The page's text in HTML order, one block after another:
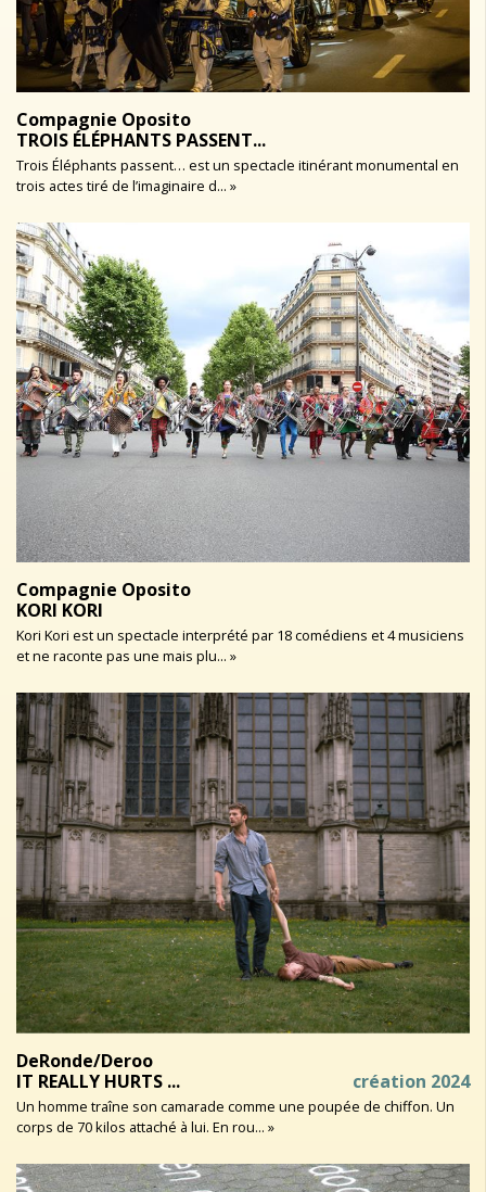
Compagnie Oposito
TROIS ÉLÉPHANTS PASSENT...
Trois Éléphants passent… est un spectacle itinérant monumental en
trois actes tiré de l’imaginaire d... »
Compagnie Oposito
KORI KORI
Kori Kori est un spectacle interprété par 18 comédiens et 4 musiciens
et ne raconte pas une mais plu... »
DeRonde/Deroo
IT REALLY HURTS ...
création 2024
Un homme traîne son camarade comme une poupée de chiffon. Un
corps de 70 kilos attaché à lui. En rou... »